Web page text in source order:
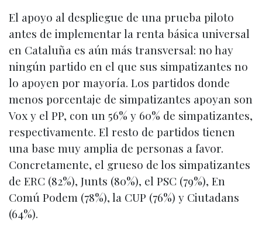
El apoyo al despliegue de una prueba piloto
antes de implementar la renta básica universal
en Cataluña es aún más transversal: no hay
ningún partido en el que sus simpatizantes no
lo apoyen por mayoría. Los partidos donde
menos porcentaje de simpatizantes apoyan son
Vox y el PP, con un 56% y 60% de simpatizantes,
respectivamente. El resto de partidos tienen
una base muy amplia de personas a favor.
Concretamente, el grueso de los simpatizantes
de ERC (82%), Junts (80%), el PSC (79%), En
Comú Podem (78%), la CUP (76%) y Ciutadans
(64%).